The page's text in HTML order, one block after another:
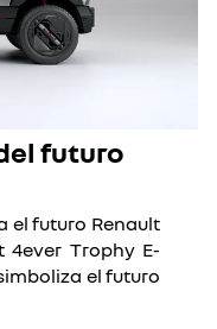
futuro
el futuro Renault
4ever Trophy E-
el futuro